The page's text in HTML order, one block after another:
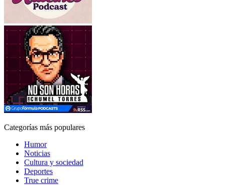
Categorías más populares
Humor
Noticias
Cultura y sociedad
Deportes
True crime